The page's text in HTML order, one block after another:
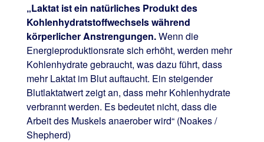
„Laktat ist ein natürliches Produkt des
Kohlenhydratstoffwechsels während
körperlicher Anstrengungen.Wenn die
Energieproduktionsrate sich erhöht, werden mehr
Kohlenhydrate gebraucht, was dazu führt, dass
mehr Laktat im Blut auftaucht. Ein steigender
Blutlaktatwert zeigt an, dass mehr Kohlenhydrate
verbrannt werden. Es bedeutet nicht, dass die
Arbeit des Muskels anaerober wird“ (Noakes /
Shepherd)